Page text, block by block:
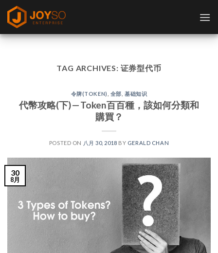
Skip
content
TAG ARCHIVES: 证券型代币
令牌(TOKEN) 全部 ,基础知识
代幣攻略(下) — Token百百種，該如何分類和
購買？
POSTED ON 八月 30, 2018 BY GERALD CHAN
30
8月